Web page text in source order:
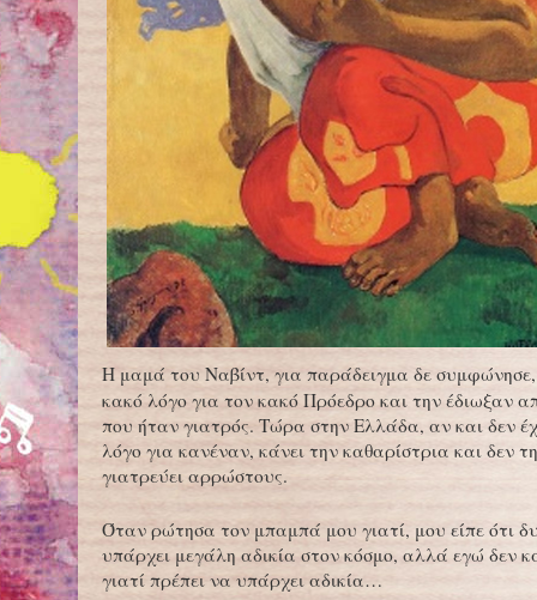
Η μαμά του Ναβίντ, για παράδειγμα δε συμφώνησε,
κακό λόγο για τον κακό Πρόεδρο και την έδιωξαν
που ήταν γιατρός. Τώρα στην Ελλάδα, αν και δεν
λόγο για κανέναν, κάνει την καθαρίστρια και δεν
γιατρεύει αρρώστους.
Όταν ρώτησα τον μπαμπά μου γιατί, μου είπε ότι
υπάρχει μεγάλη αδικία στον κόσμο, αλλά εγώ δεν
γιατί πρέπει να υπάρχει αδικία…